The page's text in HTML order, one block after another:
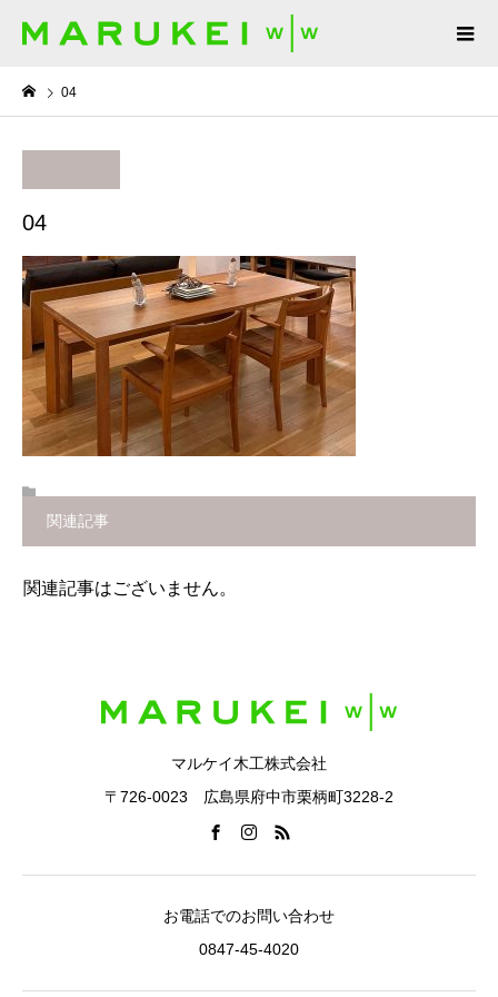
04
04
関連記事
関連記事はございません。
マルケイ木工株式会社
〒726-0023 広島県府中市栗柄町3228-2
お電話でのお問い合わせ
0847-45-4020